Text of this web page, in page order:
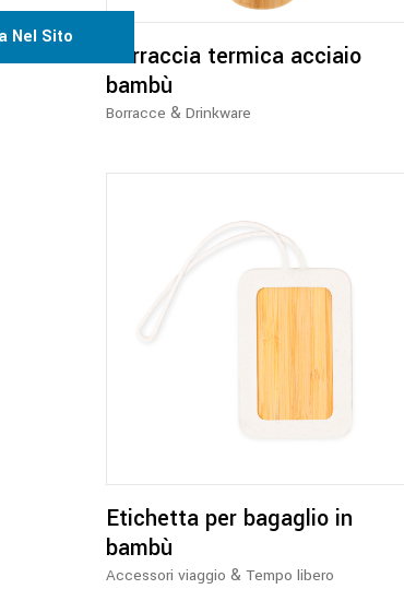
Le
possono
prodotto
Borraccia termica acciaio
bambù
Borracce &Drinkware
Etichetta per bagaglio in
bambù
Accessori viaggio &Tempo libero
Nel Sito